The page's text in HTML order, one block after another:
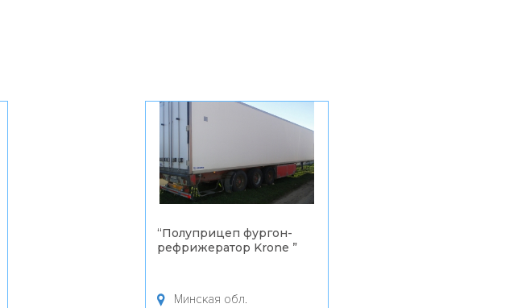
“Полуприцеп фургон-
рефрижератор Krone ”
Минская обл.